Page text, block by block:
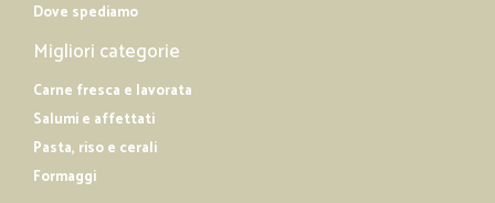
Dove spediamo
Migliori categorie
Carne fresca e lavorata
Salumi e affettati
Pasta, riso e cerali
Formaggi